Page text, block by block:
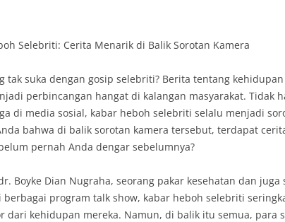
Selebriti: Cerita Menarik di Balik Sorotan Kamera
tak suka dengan gosip selebriti? Berita tentang
perbincangan hangat di kalangan masyarakat. Tidak
di media sosial, kabar heboh selebriti selalu menjadi
bahwa di balik sorotan kamera tersebut, terdapat
pernah Anda dengar sebelumnya?
Boyke Dian Nugraha, seorang pakar kesehatan dan
berbagai program talk show, kabar heboh selebriti
dari kehidupan mereka. Namun, di balik itu semua, para